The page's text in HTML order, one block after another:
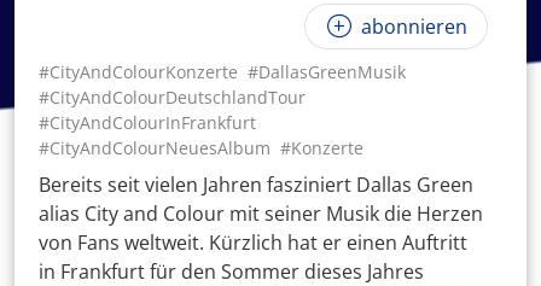
abonnieren
#CityAndColourKonzerte #DallasGreenMusik
#CityAndColourDeutschlandTour
#CityAndColourInFrankfurt
#CityAndColourNeuesAlbum #Konzerte
Bereits seit vielen Jahren fasziniert Dallas Green
alias City and Colour mit seiner Musik die Herzen
von Fans weltweit. Kürzlich hat er einen Auftritt
in Frankfurt für den Sommer dieses Jahres